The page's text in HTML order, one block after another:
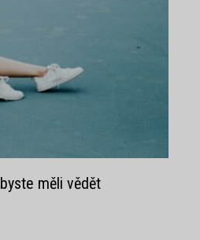
měli vědět